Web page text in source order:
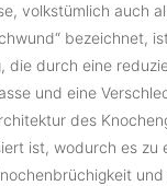
volkstümlich auch
bezeichnet,
die durch eine
und eine
des
ist, wodurch es zu
und